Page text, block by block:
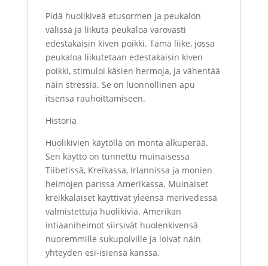
Pidä huolikiveä etusormen ja peukalon
välissä ja liikuta peukaloa varovasti
edestakaisin kiven poikki. Tämä liike, jossa
peukaloa liikutetaan edestakaisin kiven
poikki, stimuloi käsien hermoja, ja vähentää
näin stressiä. Se on luonnollinen apu
itsensä rauhoittamiseen.
Historia
Huolikivien käytöllä on monta alkuperää.
Sen käyttö on tunnettu muinaisessa
Tiibetissä, Kreikassa, Irlannissa ja monien
heimojen parissa Amerikassa. Muinaiset
kreikkalaiset käyttivät yleensä merivedessä
valmistettuja huolikiviä. Amerikan
intiaaniheimot siirsivät huolenkivensä
nuoremmille sukupolville ja loivat näin
yhteyden esi-isiensä kanssa.